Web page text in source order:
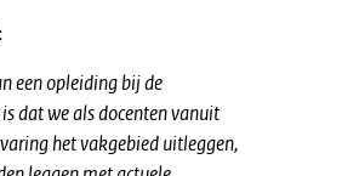
een opleiding bij de
dat we als docenten vanuit
het vakgebied uitleggen,